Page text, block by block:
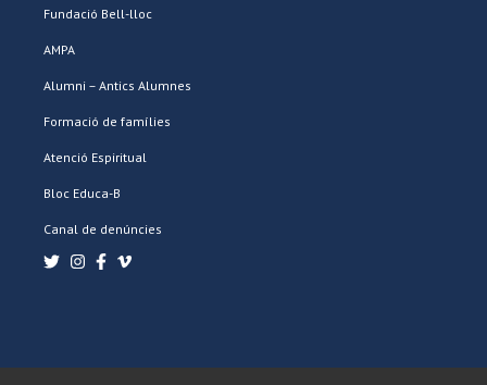
Fundació Bell-lloc
AMPA
Alumni – Antics Alumnes
Formació de famílies
Atenció Espiritual
Bloc Educa-B
Canal de denúncies